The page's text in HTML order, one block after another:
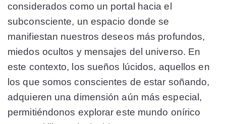
considerados como un portal hacia el
subconsciente, un espacio donde se
manifiestan nuestros deseos más profundos,
miedos ocultos y mensajes del universo. En
este contexto, los sueños lúcidos, aquellos en
los que somos conscientes de estar soñando,
adquieren una dimensión aún más especial,
permitiéndonos explorar este mundo onírico